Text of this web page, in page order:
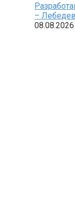
–
08.08.2026